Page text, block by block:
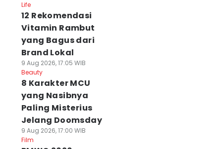
Dari Isi
Platter
Kami
Tahun Ini
Agu 2026, 14:30 WIB
Play Quiz
[QUIZ] Pilih Menu
Kafe Favoritmu,
Kami Tahu
Keberuntunganm
u
Food
Life
12 Rekomendasi
Vitamin Rambut
yang Bagus dari
Brand Lokal
9 Aug 2026, 17:05 WIB
Beauty
8 Karakter MCU
yang Nasibnya
Paling Misterius
Jelang Doomsday
9 Aug 2026, 17:00 WIB
Film